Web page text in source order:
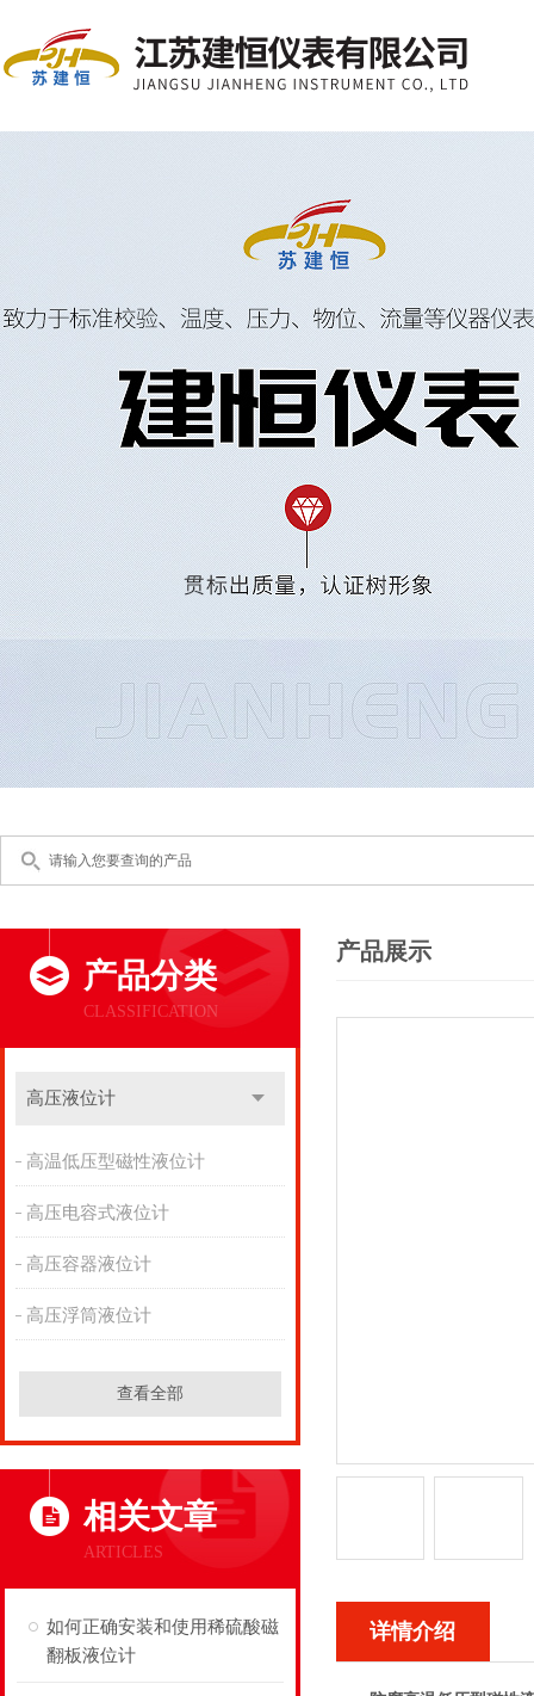
产品分类
CLASSIFICATION
高压液位计
高温低压型磁性液位计
高压电容式液位计
高压容器液位计
高压浮筒液位计
查看全部
相关文章
ARTICLES
如何正确安装和使用稀硫酸磁
翻板液位计
产品展示
详情介绍